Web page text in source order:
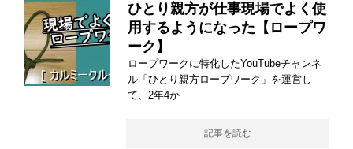
ひとり親方が仕事現場でよく使
用するようになった【ロープワ
ーク】
ロープワークに特化したYouTubeチャンネ
ル「ひとり親方ロープワーク」を運営し
て、2年4か
記事を読む